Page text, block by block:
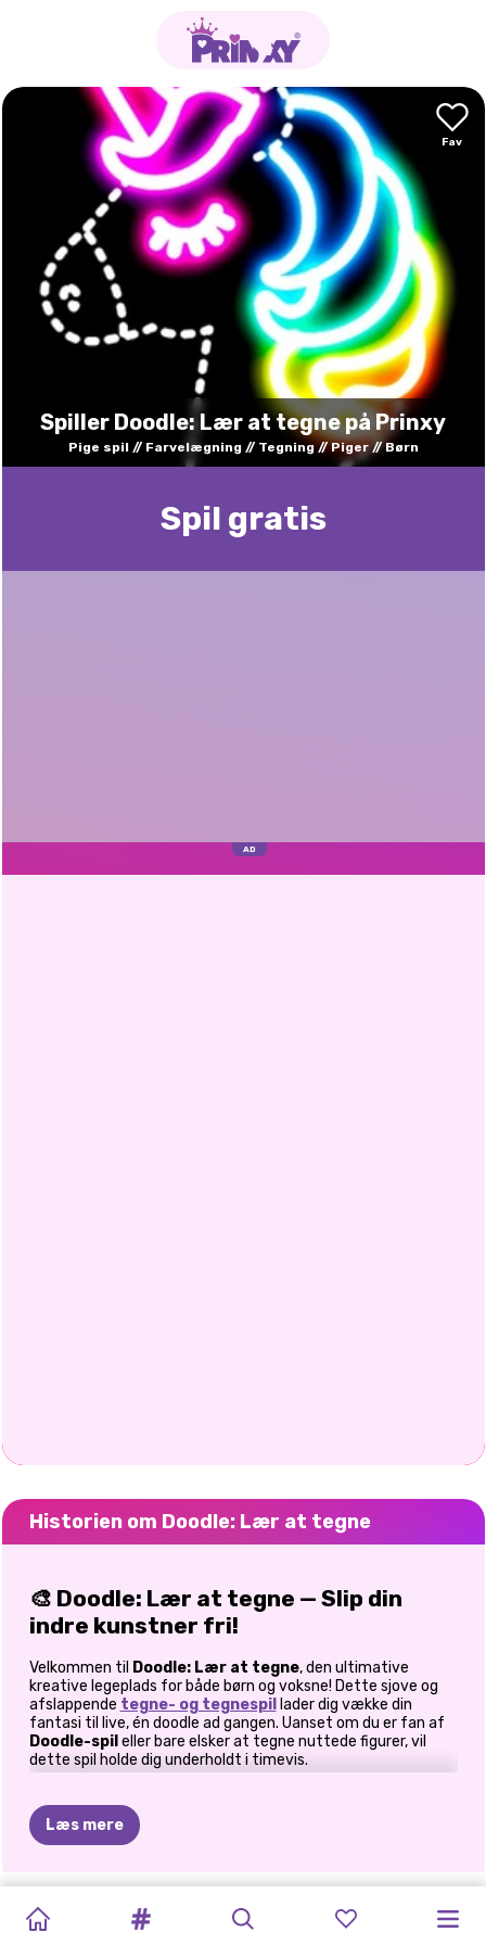
Spiller Doodle: Lær at tegne på Prinxy
Pige spil Farvelægning Tegning Piger Børn
Spil gratis
Historien om Doodle: Lær at tegne
🎨 Doodle: Lær at tegne — Slip din
indre kunstner fri!
Velkommen til Doodle: Lær at tegne, den ultimative
kreative legeplads for både børn og voksne! Dette sjove og
afslappende tegne- og tegnespil lader dig vække din
fantasi til live, én doodle ad gangen. Uanset om du er fan af
Doodle-spil eller bare elsker at tegne nuttede figurer, vil
dette spil holde dig underholdt i timevis.
✏️ Lær, spor og skab
se din doodle komme til live! Uanset om du lærer at tegne
eller bare har det sjovt, gør den trinvise tegnevejledning det
nemt for alle. Skift mellem forskellige
tegnetilstande
og
Læs mere
TEGN:
PUSLESPIL
SPRUNKI-
KORSSTINGSMESTRE
FARVELÆGNING:
TEGNESPIL
MIRUNA'S
ADVENTURES:
TWINCHELLA
UDFORDRING
PRINSESSE
OUTFIT
PRINSESSER